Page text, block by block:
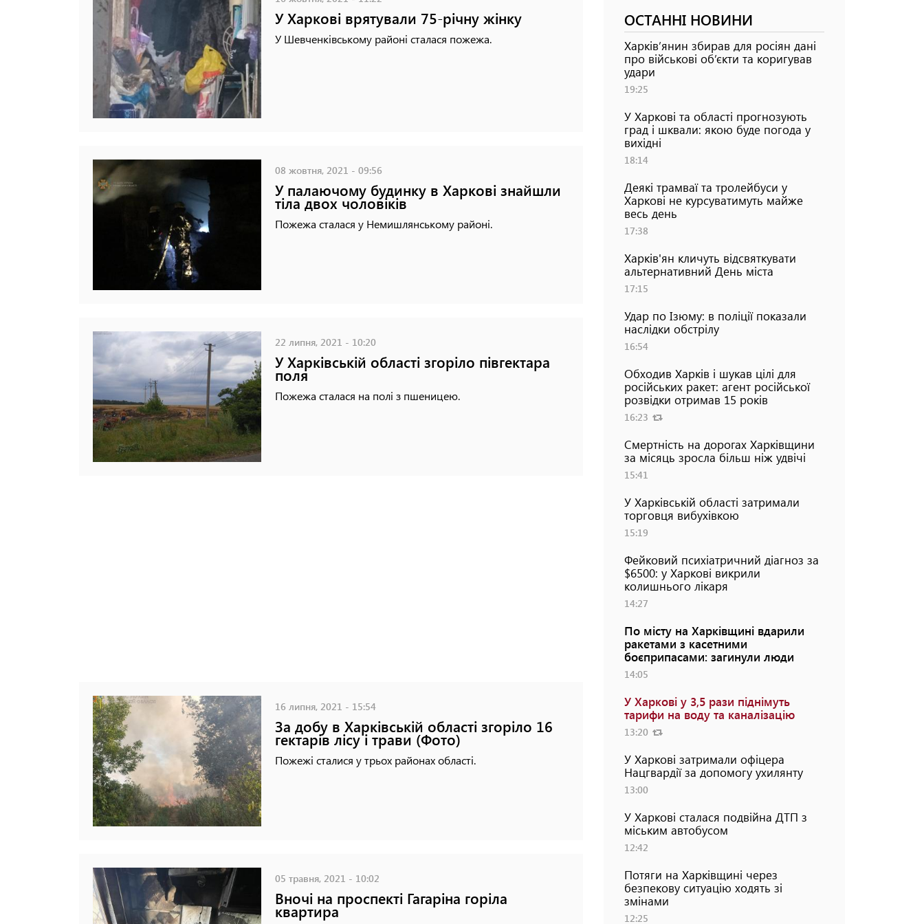
У Харкові врятували 75-річну жінку
У Шевченківському районі сталася пожежа.
08 жовтня, 2021 - 09:56
У палаючому будинку в Харкові знайшли
тіла двох чоловіків
Пожежа сталася у Немишлянському районі.
22 липня, 2021 - 10:20
У Харківській області згоріло півгектара
поля
Пожежа сталася на полі з пшеницею.
16 липня, 2021 - 15:54
За добу в Харківській області згоріло 16
гектарів лісу і трави (Фото)
Пожежі сталися у трьох районах області.
05 травня, 2021 - 10:02
Вночі на проспекті Гагаріна горіла
квартира
ОСТАННІ НОВИНИ
Харків’янин збирав для росіян дані
про військові об’єкти та коригував
удари
19:25
У Харкові та області прогнозують
град і шквали: якою буде погода у
вихідні
18:14
Деякі трамваї та тролейбуси у
Харкові не курсуватимуть майже
весь день
17:38
Харків'ян кличуть відсвяткувати
альтернативний День міста
17:15
Удар по Ізюму: в поліції показали
наслідки обстрілу
16:54
Обходив Харків і шукав цілі для
російських ракет: агент російської
розвідки отримав 15 років
16:23
Смертність на дорогах Харківщини
за місяць зросла більш ніж удвічі
15:41
У Харківській області затримали
торговця вибухівкою
15:19
Фейковий психіатричний діагноз за
$6500: у Харкові викрили
колишнього лікаря
14:27
По місту на Харківщині вдарили
ракетами з касетними
боєприпасами: загинули люди
14:05
У Харкові у 3,5 рази піднімуть
тарифи на воду та каналізацію
13:20
У Харкові затримали офіцера
Нацгвардії за допомогу ухилянту
13:00
У Харкові сталася подвійна ДТП з
міським автобусом
12:42
Потяги на Харківщині через
безпекову ситуацію ходять зі
змінами
12:25